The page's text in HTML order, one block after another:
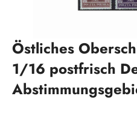
Östliches
1/16 postfrisch